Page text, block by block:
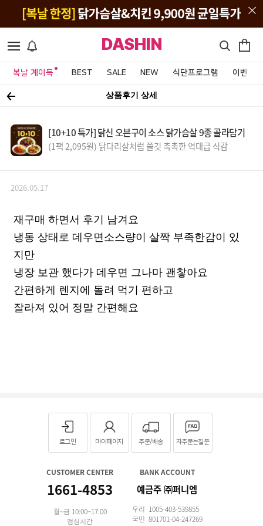
DASHIN
복날 계이득 BEST SALE NEW 식단프로그램 이벤트&
상품후기 상세
[10+10 특가] 닭신 오븐구이 소스 닭가슴살 9종 골라담기
(1팩 2,095원) 닭다리살처럼 쫄깃 촉촉한 역대급 식감
2026.05.17
재구매 하면서 후기 남겨요
냉동 상태로 데우면소스량이 살짝 부족한감이 있
지만
냉장 보관 했다가 데우면 그나마 괜챃아요
간편하게 렌지에 돌려 먹기 편하고
잘라져 있어 정말 간편해요
로그인 마이페이지 주문/배송 자주묻는질문
CUSTOMER CENTER
1661-4853
월~금 10:00~17:00
점심시간
BANK ACCOUNT
예금주 ㈜퍼니엠
우리 1005-403-539855
국민 801701-04-247269